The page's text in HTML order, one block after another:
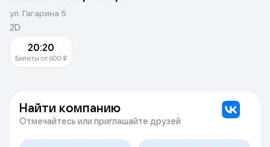
ул. Гагарина 5
2D
20:20
Билеты от 600 ₽
Найти компанию
Отмечайтесь или приглашайте друзей